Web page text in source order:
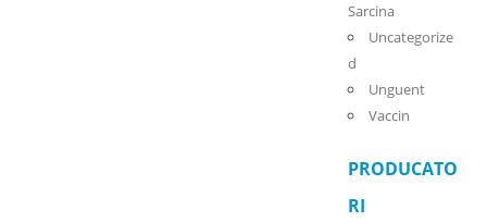
Sarcina
Uncategorize
d
Unguent
Vaccin
PRODUCATO
RI